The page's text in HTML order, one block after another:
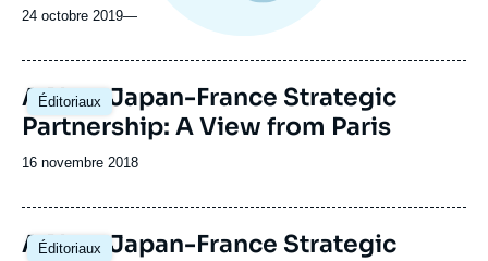
24 octobre 2019—
Éditoriaux
A New Japan-France Strategic
Partnership: A View from Paris
Date
publication
16 novembre 2018
Éditoriaux
A New Japan-France Strategic